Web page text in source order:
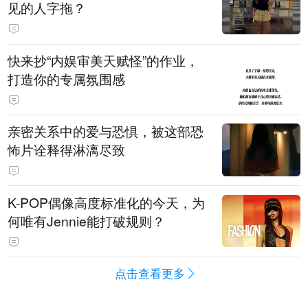
见的人字拖？
快来抄“内娱审美天赋怪”的作业，
打造你的专属氛围感
亲密关系中的爱与恐惧，被这部恐
怖片诠释得淋漓尽致
K-POP偶像高度标准化的今天，为
何唯有Jennie能打破规则？
点击查看更多